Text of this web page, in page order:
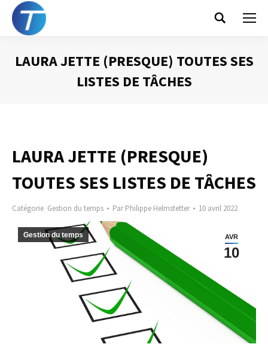
Search:
LAURA JETTE (PRESQUE) TOUTES SES
LISTES DE TÂCHES
LAURA JETTE (PRESQUE)
TOUTES SES LISTES DE TÂCHES
Catégorie Gestion du temps ParPhilippe Helmstetter 10 avril 2022
AVR
10
Gestion du temps